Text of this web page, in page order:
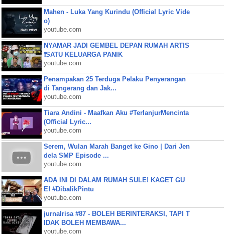
Mahen - Luka Yang Kurindu (Official Lyric Vide
o)
youtube.com
NYAMAR JADI GEMBEL DEPAN RUMAH ARTIS
❗SATU KELUARGA PANIK
youtube.com
Penampakan 25 Terduga Pelaku Penyerangan
di Tangerang dan Jak...
youtube.com
Tiara Andini - Maafkan Aku #TerlanjurMencinta
(Official Lyric...
youtube.com
Serem, Wulan Marah Banget ke Gino | Dari Jen
dela SMP Episode ...
youtube.com
ADA INI DI DALAM RUMAH SULE! KAGET GU
E! #DibalikPintu
youtube.com
jurnalrisa #87 - BOLEH BERINTERAKSI, TAPI T
IDAK BOLEH MEMBAWA...
youtube.com